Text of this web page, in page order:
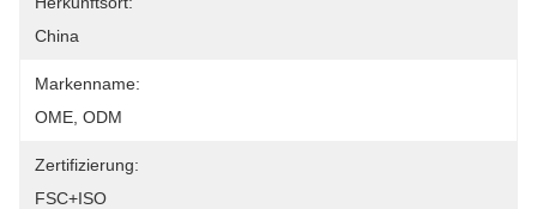
China
Markenname:
OME, ODM
Zertifizierung:
FSC+ISO